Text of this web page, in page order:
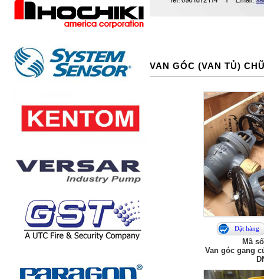
VAN GÓC (VAN TỦ)
Đặt hàng
Mã
Van góc gang